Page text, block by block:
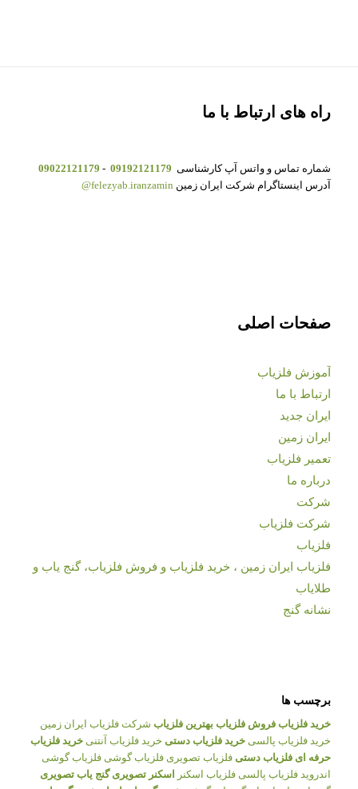
راه های ارتباط با ما
شماره تماس و واتس آپ کارشناسی 09192121179
-
09022121179
آدرس اینستاگرام شرکت ایران زمین felezyab.iranzamin@
صفحات اصلی
آموزش فلزیاب
ارتباط با ما
ایران جدید
ایران زمین
تعمیر فلزیاب
درباره ما
شرکت
شرکت فلزیاب
فلزیاب
فلزیاب ایران زمین ، خرید فلزیاب و فروش فلزیاب، گنج یاب و
طلایاب
نشانه گنج
برچسب ها
خرید فلزیاب فروش فلزیاب بهترین فلزیاب شرکت فلزیاب ایران زمین
خرید فلزیاب پالسی خرید فلزیاب دستی خرید فلزیاب آنتنی خرید فلزیاب
حرفه ای فلزیاب دستی فلزیاب تصویری فلزیاب گوشی فلزیاب گوشی
اندروید فلزیاب پالسی فلزیاب اسکنر اسکنر تصویری گنج یاب تصویری